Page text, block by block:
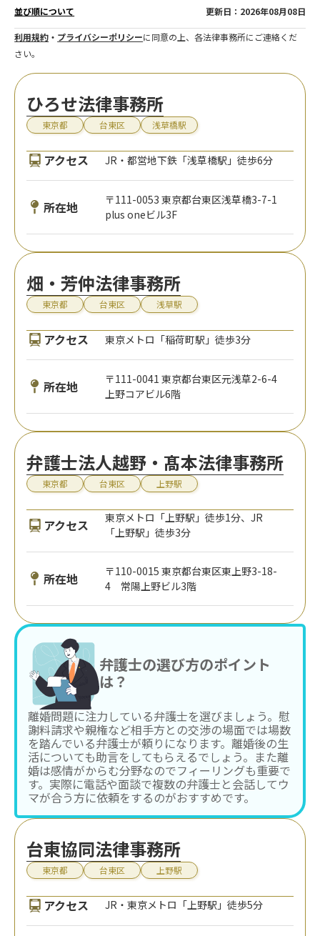
並び順について 更新日：2026年08月08日
利用規約 ・ プライバシーポリシーに同意の上、各法律事務所にご連絡くだ
さい。
ひろせ法律事務所
東京都 台東区 浅草橋駅
アクセス JR・都営地下鉄「浅草橋駅」徒歩6分
所在地
〒111-0053 東京都台東区浅草橋3-7-1
plus oneビル3F
畑・芳仲法律事務所
東京都 台東区 浅草駅
アクセス 東京メトロ「稲荷町駅」徒歩3分
所在地
〒111-0041 東京都台東区元浅草2-6-4
上野コアビル6階
弁護士法人越野・髙本法律事務所
東京都 台東区 上野駅
アクセス
東京メトロ「上野駅」徒歩1分、JR
「上野駅」徒歩3分
所在地
〒110-0015 東京都台東区東上野3-18-
4 常陽上野ビル3階
弁護士の選び方のポイント
は？
離婚問題に注力している弁護士を選びましょう。慰
謝料請求や親権など相手方との交渉の場面では場数
を踏んでいる弁護士が頼りになります。離婚後の生
活についても助言をしてもらえるでしょう。また離
婚は感情がからむ分野なのでフィーリングも重要で
す。実際に電話や面談で複数の弁護士と会話してウ
マが合う方に依頼をするのがおすすめです。
台東協同法律事務所
東京都 台東区 上野駅
アクセス JR・東京メトロ「上野駅」徒歩5分